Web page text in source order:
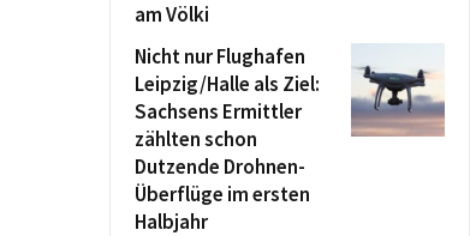
am Völki
Nicht nur Flughafen
Leipzig/Halle als Ziel:
Sachsens Ermittler
zählten schon
Dutzende Drohnen-
Überflüge im ersten
Halbjahr